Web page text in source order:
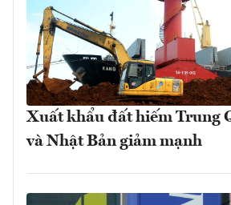
Xuất khẩu đất hiếm Trung
và Nhật Bản giảm mạnh